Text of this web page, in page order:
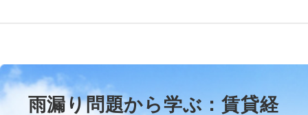
雨漏り問題から学ぶ：賃貸経